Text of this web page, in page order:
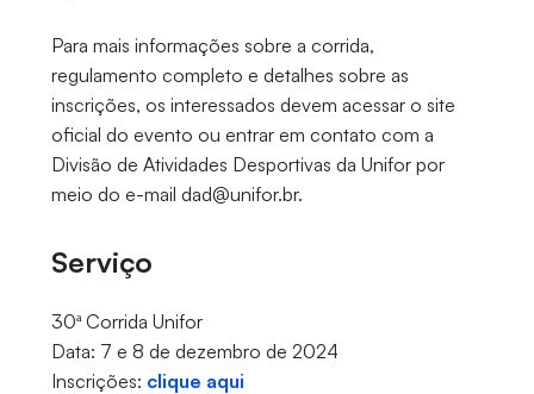
Para mais informações sobre a corrida,
regulamento completo e detalhes sobre as
inscrições, os interessados devem acessar o site
oficial do evento ou entrar em contato com a
Divisão de Atividades Desportivas da Unifor por
meio do e-mail dad@unifor.br.
Serviço
30ª Corrida Unifor
Data: 7 e 8 de dezembro de 2024
Inscrições: clique aqui